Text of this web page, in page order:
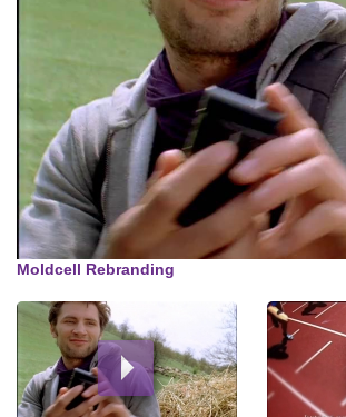
00:00
Moldcell Rebranding